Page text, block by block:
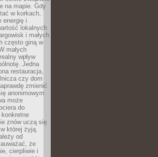
na mapie. Gdy
w korkach,
energię i
lokalnych
i małych
często giną w
małych
wpływ
Jedna
restauracja,
czy dom
zmienić
anonimowym
może
do
znów uczą się
której żyją.
od
że
cierpliwie i